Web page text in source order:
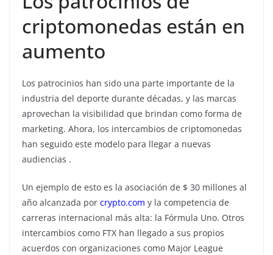
criptomonedas están en
aumento
Los patrocinios han sido una parte importante de la
industria del deporte durante décadas, y las marcas
aprovechan la visibilidad que brindan como forma de
marketing. Ahora, los intercambios de criptomonedas
han seguido este modelo para llegar a nuevas
audiencias .
Un ejemplo de esto es la asociación de $ 30 millones al
año alcanzada por crypto.com y la competencia de
carreras internacional más alta: la Fórmula Uno. Otros
intercambios como FTX han llegado a sus propios
acuerdos con organizaciones como Major League